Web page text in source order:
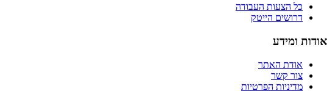
כל הצעות העבודה
דרושים הייטק
אודות ומידע
אודת האתר
צור קשר
מדיניות הפרטיות